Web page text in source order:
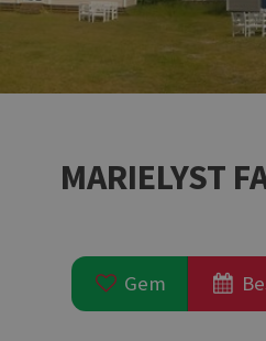
MARIELYST
Gem